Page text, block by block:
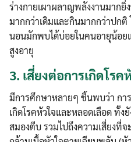
ร่างกายเผาผลาญพลังงานมากยิ่
มากกว่าเดิมและกินมากกว่าปกติ
นอนมักพบได้บ่อยในคนอายุน้อย
สูงอายุ
3. เสี่ยงต่อการเกิดโร
มีการศึกษาหลายๆ ชิ้นพบว่า ก
เกิดโรคหัวใจและหลอดเลือด ทั้ง
สมองตีบ รวมไปถึงความเสี่ยงที่จ